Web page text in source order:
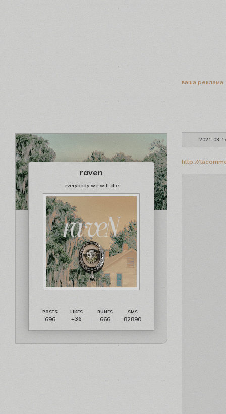
ваша реклама
2021-03-
raven
everybody we will die
696 +36 666 82890
http://